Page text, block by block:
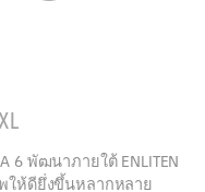
6 พัฒนาภายใต้ ENLITEN
พให้ดียึ่งขึ้นหลากหลาย